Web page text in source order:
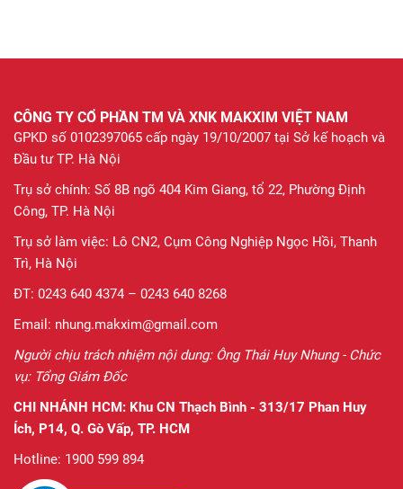
CÔNG TY CỔ PHẦN TM VÀ XNK MAKXIM VIỆT NAM
GPKD số 0102397065 cấp ngày 19/10/2007 tại Sở kế hoạch và
Đầu tư TP. Hà Nội
Trụ sở chính: Số 8B ngõ 404 Kim Giang, tổ 22, Phường Định
Công, TP. Hà Nội
Trụ sở làm việc: Lô CN2, Cụm Công Nghiệp Ngọc Hồi, Thanh
Trì, Hà Nội
ĐT: 0243 640 4374 – 0243 640 8268
Email: nhung.makxim@gmail.com
Người chịu trách nhiệm nội dung: Ông Thái Huy Nhung - Chức
vụ: Tổng Giám Đốc
CHI NHÁNH HCM: Khu CN Thạch Bình - 313/17 Phan Huy
Ích, P14, Q. Gò Vấp, TP. HCM
Hotline: 1900 599 894